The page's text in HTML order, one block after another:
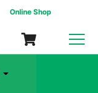
Online Shop